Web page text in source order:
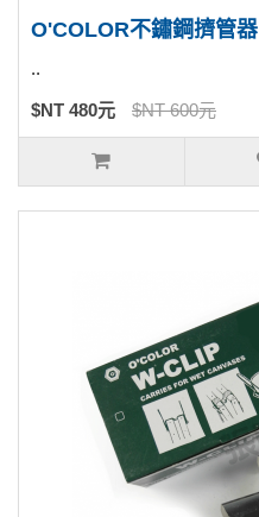
O'COLOR不鏽鋼擠管器
..
$NT 480元 $NT 600元